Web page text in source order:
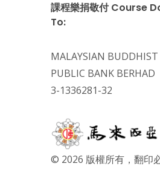
課程樂捐敬付 Course
To:
MALAYSIAN
PUBLIC BANK BERHAD
3-1336281-32
© 2026 版權所有，翻印